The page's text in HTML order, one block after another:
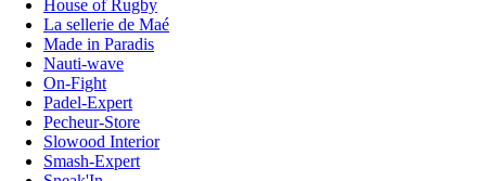
House of Rugby
La sellerie de Maé
Made in Paradis
Nauti-wave
On-Fight
Padel-Expert
Pecheur-Store
Slowood Interior
Smash-Expert